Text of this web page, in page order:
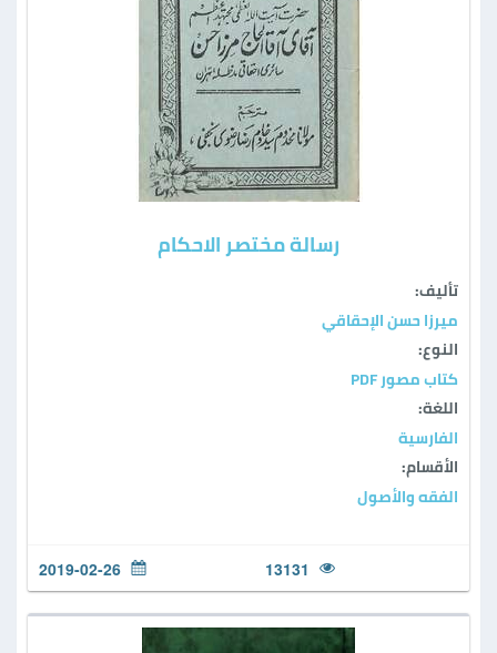
رسالة مختصر الاحكام
تأليف:
ميرزا حسن الإحقاقي
النوع:
كتاب مصور PDF
اللغة:
الفارسية
الأقسام:
الفقه والأصول
13131
2019-02-26